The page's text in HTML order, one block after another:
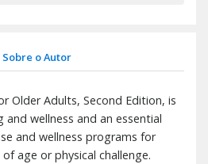
Sobre o Autor
Older Adults, Second Edition, is
wellness and an essential
and wellness programs for
age or physical challenge.